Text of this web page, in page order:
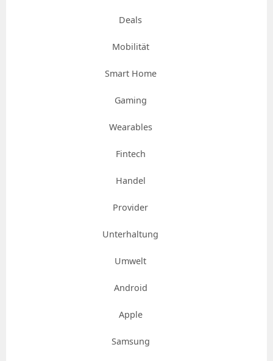
Deals
Mobilität
Smart Home
Gaming
Wearables
Fintech
Handel
Provider
Unterhaltung
Umwelt
Android
Apple
Samsung